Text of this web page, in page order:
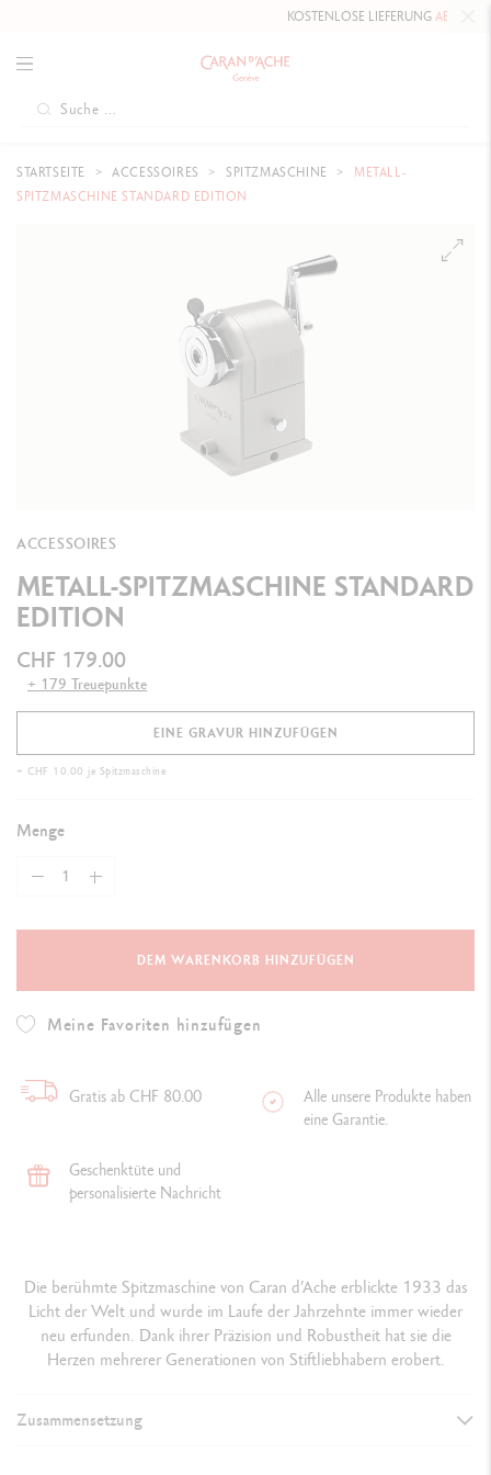
KOSTENLOSE LIEFERUNGAB 80 CHF
STARTSEITE ACCESSOIRES SPITZMASCHINE
METALL-
SPITZMASCHINE STANDARD EDITION
ACCESSOIRES
METALL-SPITZMASCHINE STANDARD
EDITION
CHF 179.00
+ 179 Treuepunkte
EINE GRAVUR HINZUFÜGEN
+ CHF 10.00 je Spitzmaschine
Menge
DEM WARENKORB HINZUFÜGEN
Meine Favoriten hinzufügen
Gratis ab CHF 80.00
Alle unsere Produkte haben
eine Garantie.
Geschenktüte und
personalisierte Nachricht
Die berühmte Spitzmaschine von Caran d’Ache erblickte 1933 das
Licht der Welt und wurde im Laufe der Jahrzehnte immer wieder
neu erfunden. Dank ihrer Präzision und Robustheit hat sie die
Herzen mehrerer Generationen von Stiftliebhabern erobert.
Zusammensetzung